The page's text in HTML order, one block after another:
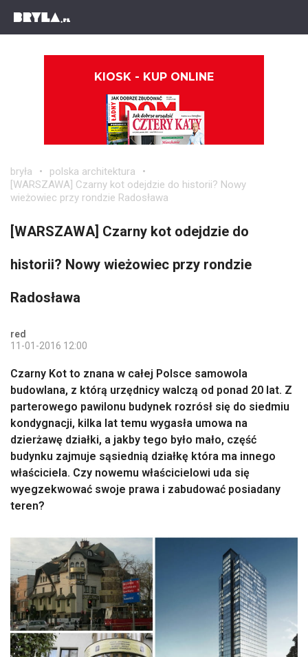
KIOSK - KUP ONLINE
bryła
polska architektura
[WARSZAWA] Czarny kot odejdzie do historii? Nowy
wieżowiec przy rondzie Radosława
[WARSZAWA] Czarny kot odejdzie do
historii? Nowy wieżowiec przy rondzie
Radosława
red
11-01-2016 12:00
Czarny Kot to znana w całej Polsce samowola
budowlana, z którą urzędnicy walczą od ponad 20 lat. Z
parterowego pawilonu budynek rozrósł się do siedmiu
kondygnacji, kilka lat temu wygasła umowa na
dzierżawę działki, a jakby tego było mało, część
budynku zajmuje sąsiednią działkę która ma innego
właściciela. Czy nowemu właścicielowi uda się
wyegzekwować swoje prawa i zabudować posiadany
teren?